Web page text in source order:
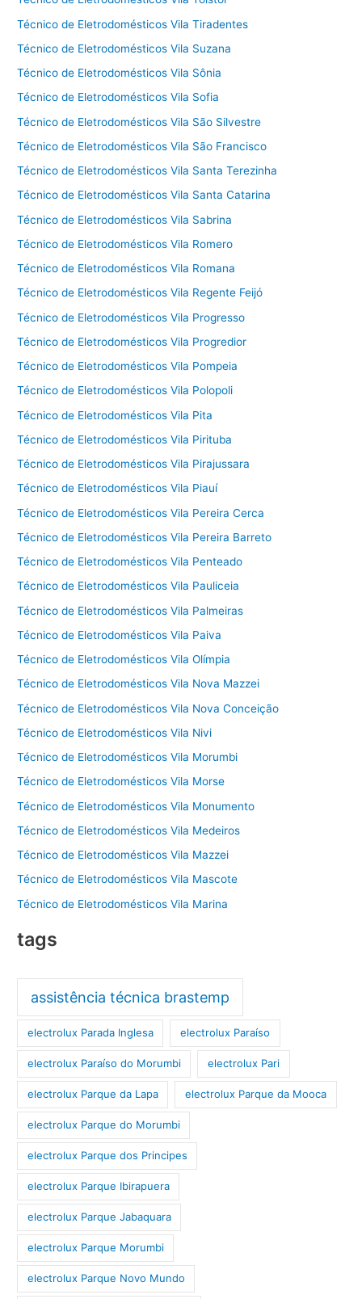
Técnico de Eletrodomésticos Vila Tiradentes
Técnico de Eletrodomésticos Vila Suzana
Técnico de Eletrodomésticos Vila Sônia
Técnico de Eletrodomésticos Vila Sofia
Técnico de Eletrodomésticos Vila São Silvestre
Técnico de Eletrodomésticos Vila São Francisco
Técnico de Eletrodomésticos Vila Santa Terezinha
Técnico de Eletrodomésticos Vila Santa Catarina
Técnico de Eletrodomésticos Vila Sabrina
Técnico de Eletrodomésticos Vila Romero
Técnico de Eletrodomésticos Vila Romana
Técnico de Eletrodomésticos Vila Regente Feijó
Técnico de Eletrodomésticos Vila Progresso
Técnico de Eletrodomésticos Vila Progredior
Técnico de Eletrodomésticos Vila Pompeia
Técnico de Eletrodomésticos Vila Polopoli
Técnico de Eletrodomésticos Vila Pita
Técnico de Eletrodomésticos Vila Pirituba
Técnico de Eletrodomésticos Vila Pirajussara
Técnico de Eletrodomésticos Vila Piauí
Técnico de Eletrodomésticos Vila Pereira Cerca
Técnico de Eletrodomésticos Vila Pereira Barreto
Técnico de Eletrodomésticos Vila Penteado
Técnico de Eletrodomésticos Vila Pauliceia
Técnico de Eletrodomésticos Vila Palmeiras
Técnico de Eletrodomésticos Vila Paiva
Técnico de Eletrodomésticos Vila Olímpia
Técnico de Eletrodomésticos Vila Nova Mazzei
Técnico de Eletrodomésticos Vila Nova Conceição
Técnico de Eletrodomésticos Vila Nivi
Técnico de Eletrodomésticos Vila Morumbi
Técnico de Eletrodomésticos Vila Morse
Técnico de Eletrodomésticos Vila Monumento
Técnico de Eletrodomésticos Vila Medeiros
Técnico de Eletrodomésticos Vila Mazzei
Técnico de Eletrodomésticos Vila Mascote
Técnico de Eletrodomésticos Vila Marina
tags
assistência técnica brastemp
electrolux Parada Inglesa electrolux Paraíso
electrolux Paraíso do Morumbi electrolux Pari
electrolux Parque da Lapa electrolux Parque da Mooca
electrolux Parque do Morumbi
electrolux Parque dos Principes
electrolux Parque Ibirapuera
electrolux Parque Jabaquara
electrolux Parque Morumbi
electrolux Parque Novo Mundo